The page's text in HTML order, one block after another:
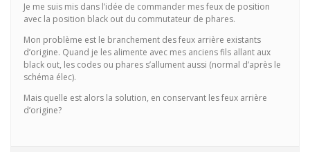
Je me suis mis dans l’idée de commander mes feux de position
avec la position black out du commutateur de phares.
Mon problème est le branchement des feux arrière existants
d’origine. Quand je les alimente avec mes anciens fils allant aux
black out, les codes ou phares s’allument aussi (normal d’après le
schéma élec).
Mais quelle est alors la solution, en conservant les feux arrière
d’origine?